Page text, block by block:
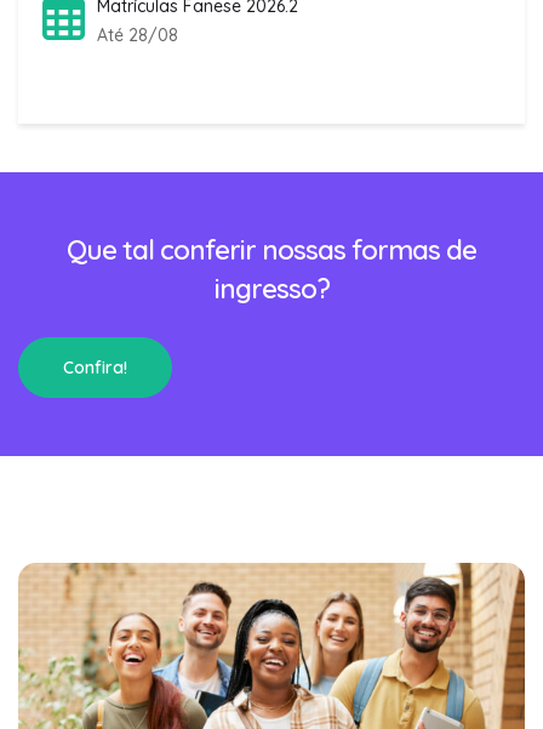
Matrículas Fanese 2026.2
Até 28/08
Que tal conferir nossas formas de
ingresso?
Confira!